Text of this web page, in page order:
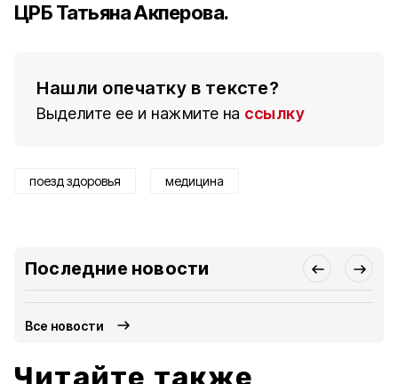
ЦРБ Татьяна Акперова.
Нашли опечатку в тексте?
Выделите ее и нажмите на ссылку
поезд здоровья медицина
Последние новости
Все новости
Читайте также